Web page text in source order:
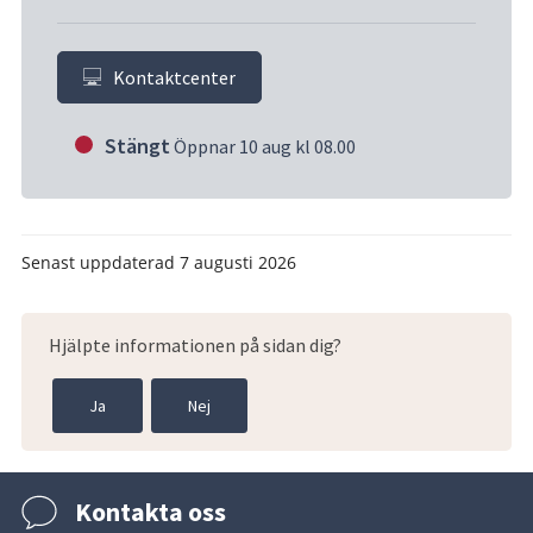
Kontaktcenter
Stängt Öppnar 10 aug kl 08.00
Senast uppdaterad 7 augusti 2026
Hjälpte informationen på sidan dig?
Ja Nej
Kontakta oss